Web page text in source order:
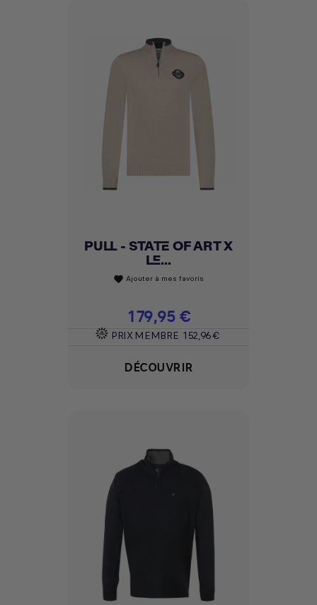
PULL - STATE OF ART X
LE...
favorite Ajouter à mes favoris
Prix
179,95 €
PRIX MEMBRE 152,96 €
DÉCOUVRIR